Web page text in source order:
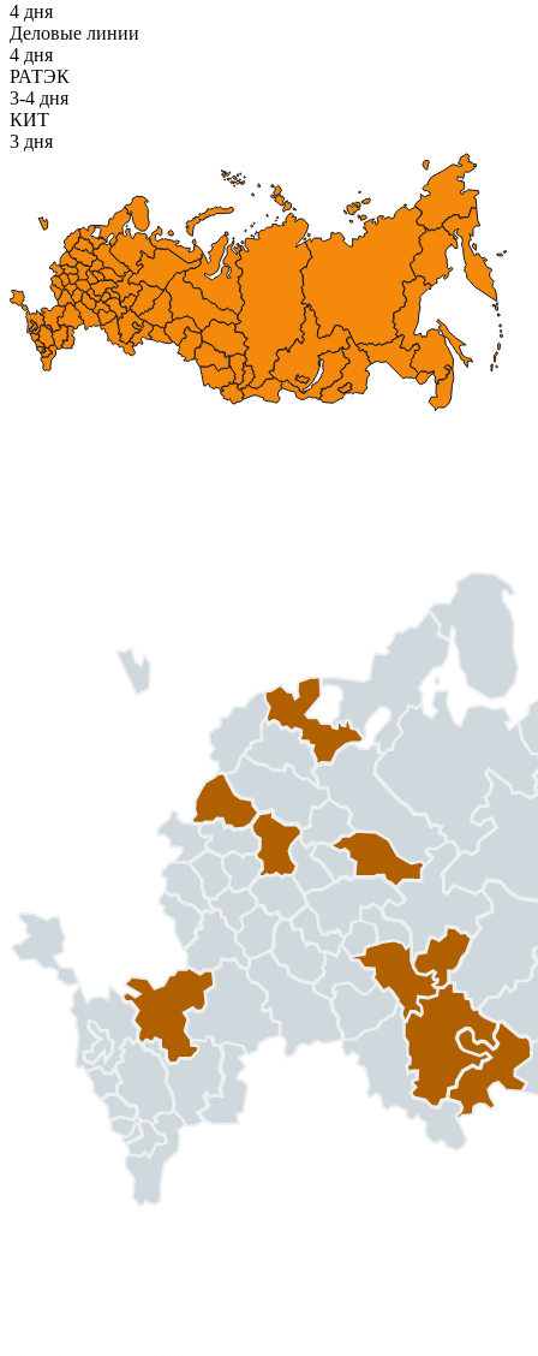
4 дня
Деловые линии
4 дня
РАТЭК
3-4 дня
КИТ
3 дня